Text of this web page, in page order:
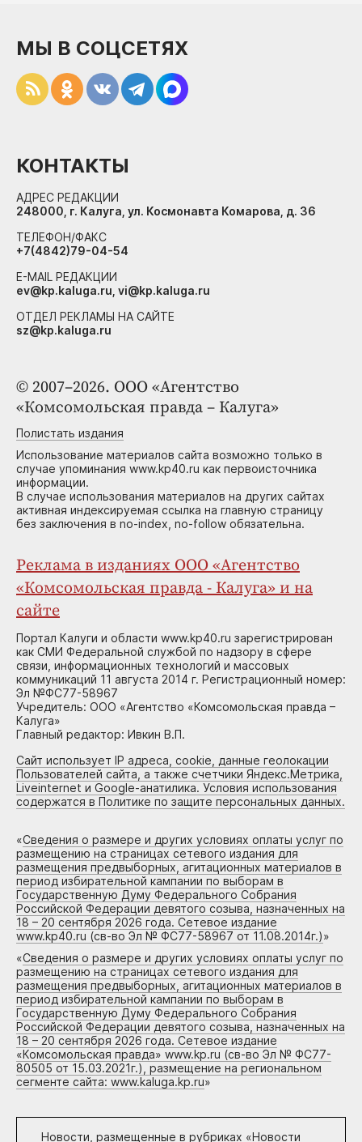
© 2007–2026. ООО «Агентство
«Комсомольская правда – Калуга»
Полистать издания
Использование материалов сайта возможно только в
случае упоминания www.kp40.ru как первоисточника
информации.
В случае использования материалов на других сайтах
активная индексируемая ссылка на главную страницу
без заключения в no-index, no-follow обязательна.
Реклама в изданиях ООО «Агентство
«Комсомольская правда - Калуга» и на
сайте
Портал Калуги и области www.kp40.ru зарегистрирован
как СМИ Федеральной службой по надзору в сфере
связи, информационных технологий и массовых
коммуникаций 11 августа 2014 г. Регистрационный номер:
Эл №ФС77-58967
Учредитель: ООО «Агентство «Комсомольская правда –
Калуга»
Главный редактор: Ивкин В.П.
Сайт использует IP адреса, cookie, данные геолокации
Пользователей сайта, а также счетчики Яндекс.Метрика,
Liveinternet и Google-анатилика. Условия использования
содержатся в Политике по защите персональных данных.
«Сведения о размере и других условиях оплаты услуг по
размещению на страницах сетевого издания для
размещения предвыборных, агитационных материалов в
период избирательной кампании по выборам в
Государственную Думу Федерального Собрания
Российской Федерации девятого созыва, назначенных на
18 – 20 сентября 2026 года. Сетевое издание
www.kp40.ru (св-во Эл № ФС77-58967 от 11.08.2014г.)»
«Сведения о размере и других условиях оплаты услуг по
размещению на страницах сетевого издания для
размещения предвыборных, агитационных материалов в
период избирательной кампании по выборам в
Государственную Думу Федерального Собрания
Российской Федерации девятого созыва, назначенных на
18 – 20 сентября 2026 года. Сетевое издание
«Комсомольская правда» www.kp.ru (св-во Эл № ФС77-
80505 от 15.03.2021г.), размещение на региональном
сегменте сайта: www.kaluga.kp.ru»
Новости, размещенные в рубриках «Новости
МЫ В СОЦСЕТЯХ
КОНТАКТЫ
АДРЕС РЕДАКЦИИ
248000, г. Калуга, ул. Космонавта Комарова, д. 36
ТЕЛЕФОН/ФАКС
+7(4842)79-04-54
E-MAIL РЕДАКЦИИ
ev@kp.kaluga.ru, vi@kp.kaluga.ru
ОТДЕЛ РЕКЛАМЫ НА САЙТЕ
sz@kp.kaluga.ru